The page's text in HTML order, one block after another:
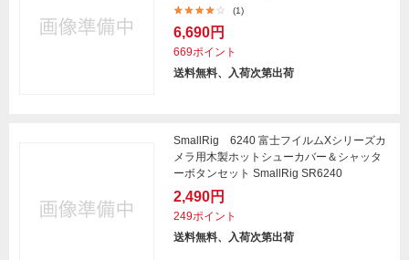
(1)
6,690円
669ポイント
送料無料、入荷次第出荷
SmallRig 6240 富士フイルムXシリーズカ
メラ用木製ホットシューカバー＆シャッタ
ーボタンセット SmallRig SR6240
2,490円
249ポイント
送料無料、入荷次第出荷